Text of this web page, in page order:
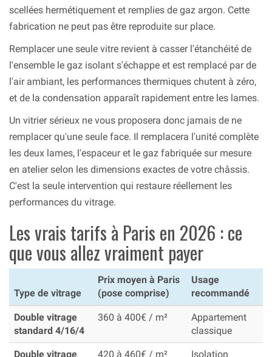
scellées hermétiquement et remplies de gaz argon. Cette
fabrication ne peut pas être reproduite sur place.
Remplacer une seule vitre revient à casser l'étanchéité de
l'ensemble le gaz isolant s'échappe et est remplacé par de
l'air ambiant, les performances thermiques chutent à zéro,
et de la condensation apparaît rapidement entre les lames.
Un vitrier sérieux ne vous proposera donc jamais de ne
remplacer qu'une seule face. Il remplacera l'unité complète
les deux lames, l'espaceur et le gaz fabriquée sur mesure
en atelier selon les dimensions exactes de votre châssis.
C'est la seule intervention qui restaure réellement les
performances du vitrage.
Les vrais tarifs à Paris en 2026 : ce
que vous allez vraiment payer
Type de vitrage
Prix moyen à Paris
(pose comprise)
Usage
recommandé
Double vitrage
standard 4/16/4
360 à 400€ / m²
Appartement
classique
Double vitrage
420 à 460€ / m²
Isolation